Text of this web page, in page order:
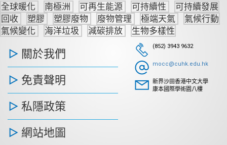
全球暖化 南極洲 可再生能源 可持續性
可持續發展
回收
塑膠 塑膠廢物 廢物管理 極端天氣
氣候行動
氣候變化
海洋垃圾 減碳排放 生物多樣性
關於我們
免責聲明
私隱政策
網站地圖
(852) 3943 9632
mocc@cuhk.edu.hk
新界沙田香港中文大學
康本國際學術園八樓